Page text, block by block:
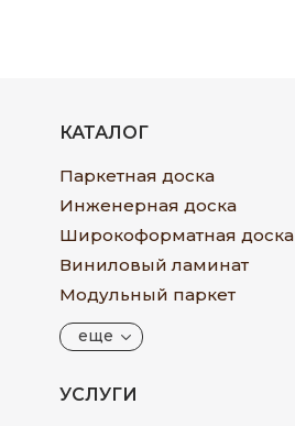
КАТАЛОГ
Паркетная доска
Инженерная доска
Широкоформатная доска
Виниловый ламинат
Модульный паркет
еще
УСЛУГИ